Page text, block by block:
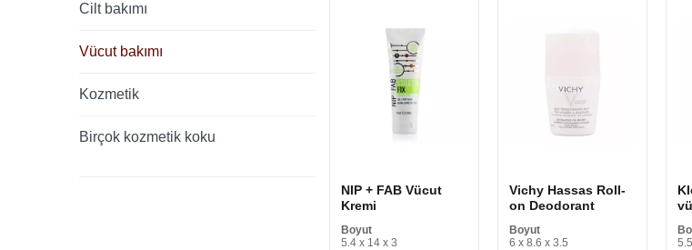
Cilt bakımı
Vücut bakımı
Kozmetik
Birçok kozmetik koku
NIP + FAB Vücut
Kremi
Boyut
5.4 x 14 x 3
Vichy Hassas Roll-
on Deodorant
Boyut
6 x 8.6 x 3.5